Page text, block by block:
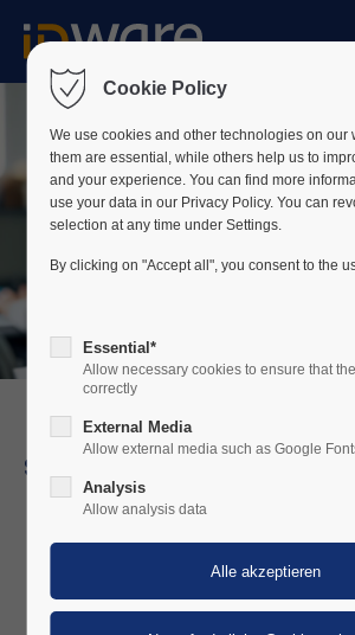
Der Eintrag "offcanvas-col1"
nicht.
Der Eintrag "offcanvas-col2"
nicht.
Der Eintrag "offcanvas-col3"
Der Eintrag "offcanvas-col4"
nicht.
Schulung
Bedürfnisse der verschiedenen
unsererPIAM-Suite OCMSund
Cookie Policy
We use cookies and other technologies on our
them are essential, while others help us to
and your experience. You can find more
use your data in our Privacy Policy. You can
selection at any time under Settings.
By clicking on "Accept all", you consent to the
Essential*
Allow necessary cookies to ensure that
correctly
External Media
Allow external media such as Google
Analysis
Allow analysis data